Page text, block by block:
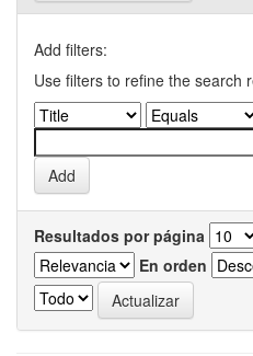
Add filters:
Use filters to refine the search
Resultados por página
En orden